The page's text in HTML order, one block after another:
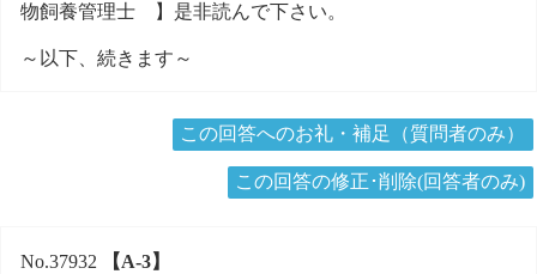
物飼養管理士 】是非読んで下さい。
～以下、続きます～
この回答へのお礼・補足（質問者のみ）
この回答の修正･削除(回答者のみ)
No.37932 【A-3】